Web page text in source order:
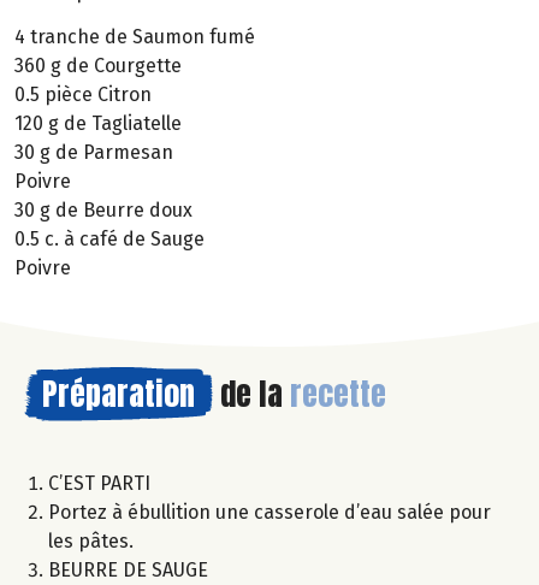
4 tranche de Saumon fumé
360 g de Courgette
0.5 pièce Citron
120 g de Tagliatelle
30 g de Parmesan
Poivre
30 g de Beurre doux
0.5 c. à café de Sauge
Poivre
Préparation de la recette
C’EST PARTI
Portez à ébullition une casserole d’eau salée pour
les pâtes.
BEURRE DE SAUGE